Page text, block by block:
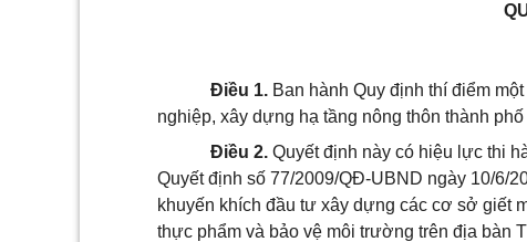
Điều 1. Ban hành Quy định thí điểm
nghiệp, xây dựng hạ tầng nông thôn thành
Điều 2. Quyết định này có hiệu lực thi
Quyết định số 77/2009/QĐ-UBND ngày 10/6/
khuyến khích đầu tư xây dựng các cơ sở giết
thực phẩm và bảo vệ môi trường trên địa bàn